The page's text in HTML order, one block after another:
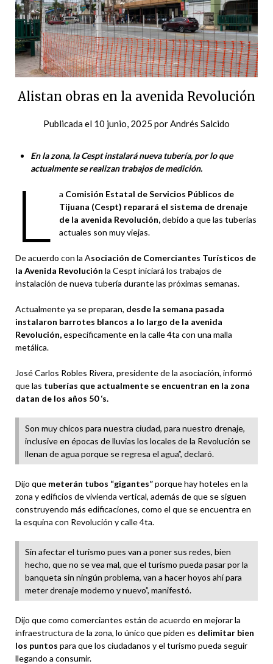
Alistan obras en la avenida Revolución
Publicada el 10 junio, 2025 por Andrés Salcido
En la zona, la Cespt instalará nueva tubería, por lo que
actualmente se realizan trabajos de medición.
L a Comisión Estatal de Servicios Públicos de
Tijuana (Cespt) reparará el sistema de drenaje
de la avenida Revolución,debido a que las tuberías
actuales son muy viejas.
De acuerdo con la Asociación de Comerciantes Turísticos de
la Avenida Revolución la Cespt iniciará los trabajos de
instalación de nueva tubería durante las próximas semanas.
Actualmente ya se preparan, desde la semana pasada
instalaron barrotes blancos a lo largo de la avenida
Revolución,específicamente en la calle 4ta con una malla
metálica.
José Carlos Robles Rivera, presidente de la asociación, informó
que las tuberías que actualmente se encuentran en la zona
datan de los años 50 ‘s.
Son muy chicos para nuestra ciudad, para nuestro drenaje,
inclusive en épocas de lluvias los locales de la Revolución se
llenan de agua porque se regresa el agua”, declaró.
Dijo que meterán tubos “gigantes”porque hay hoteles en la
zona y edificios de vivienda vertical, además de que se siguen
construyendo más edificaciones, como el que se encuentra en
la esquina con Revolución y calle 4ta.
Sin afectar el turismo pues van a poner sus redes, bien
hecho, que no se vea mal, que el turismo pueda pasar por la
banqueta sin ningún problema, van a hacer hoyos ahí para
meter drenaje moderno y nuevo”, manifestó.
Dijo que como comerciantes están de acuerdo en mejorar la
infraestructura de la zona, lo único que piden es delimitar bien
los puntos para que los ciudadanos y el turismo pueda seguir
llegando a consumir.